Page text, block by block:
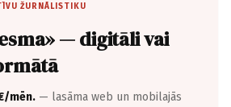
ŽURNĀLISTIKU
— digitāli vai
mēn. — lasāma web un mobilajās